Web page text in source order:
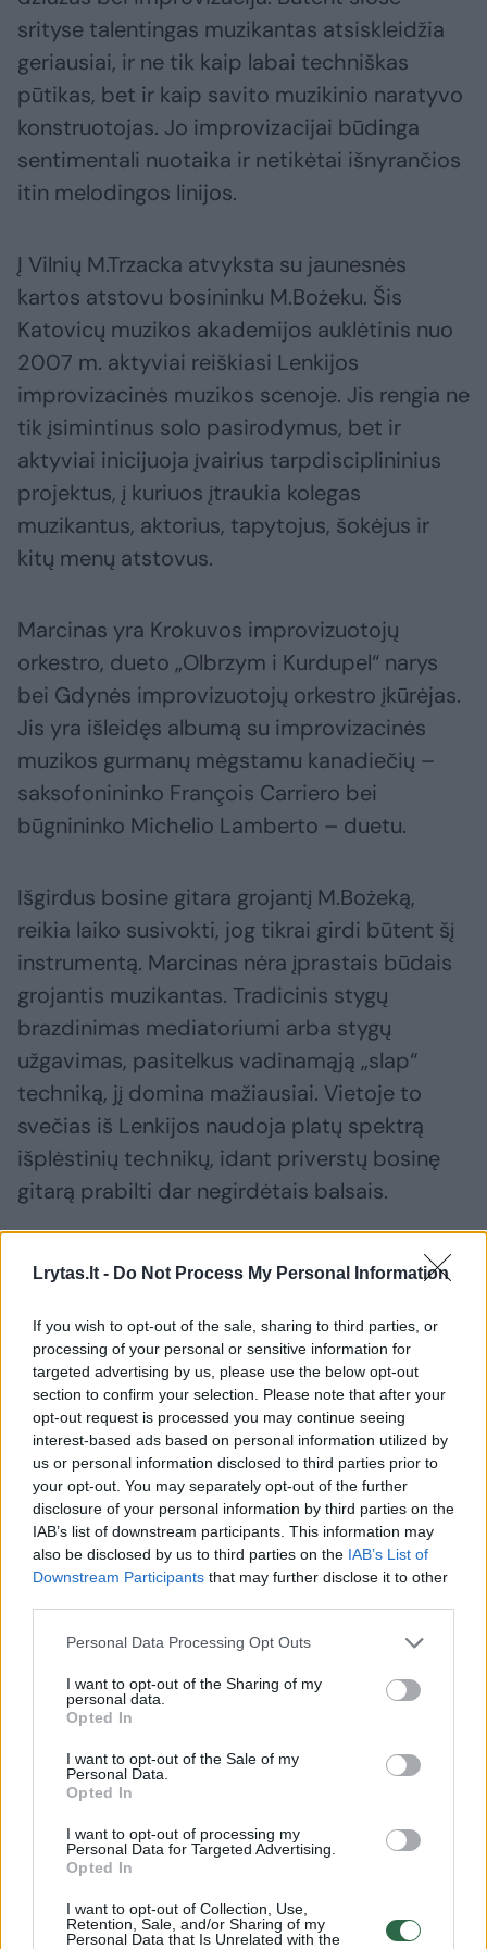
Lrytas.lt - Do Not Process My Personal Information
If you wish to opt-out of the sale, sharing to third parties, or
processing of your personal or sensitive information for
targeted advertising by us, please use the below opt-out
section to confirm your selection. Please note that after your
opt-out request is processed you may continue seeing
interest-based ads based on personal information utilized by
us or personal information disclosed to third parties prior to
your opt-out. You may separately opt-out of the further
disclosure of your personal information by third parties on the
IAB’s list of downstream participants. This information may
also be disclosed by us to third parties on the IAB’s List of
Downstream Participants that may further disclose it to other
Personal Data Processing Opt Outs
I want to opt-out of the Sharing of my
personal data.
Opted In
I want to opt-out of the Sale of my
Personal Data.
Opted In
I want to opt-out of processing my
Personal Data for Targeted Advertising.
Opted In
I want to opt-out of Collection, Use,
Retention, Sale, and/or Sharing of my
Personal Data that Is Unrelated with the
srityse talentingas muzikantas atsiskleidžia
geriausiai, ir ne tik kaip labai techniškas
pūtikas, bet ir kaip savito muzikinio naratyvo
konstruotojas. Jo improvizacijai būdinga
sentimentali nuotaika ir netikėtai išnyrančios
itin melodingos linijos.
Į Vilnių M.Trzacka atvyksta su jaunesnės
kartos atstovu bosininku M.Bożeku. Šis
Katovicų muzikos akademijos auklėtinis nuo
2007 m. aktyviai reiškiasi Lenkijos
improvizacinės muzikos scenoje. Jis rengia ne
tik įsimintinus solo pasirodymus, bet ir
aktyviai inicijuoja įvairius tarpdisciplininius
projektus, į kuriuos įtraukia kolegas
muzikantus, aktorius, tapytojus, šokėjus ir
kitų menų atstovus.
Marcinas yra Krokuvos improvizuotojų
orkestro, dueto „Olbrzym i Kurdupel“ narys
bei Gdynės improvizuotojų orkestro įkūrėjas.
Jis yra išleidęs albumą su improvizacinės
muzikos gurmanų mėgstamu kanadiečių –
saksofonininko François Carriero bei
būgnininko Michelio Lamberto – duetu.
Išgirdus bosine gitara grojantį M.Bożeką,
reikia laiko susivokti, jog tikrai girdi būtent šį
instrumentą. Marcinas nėra įprastais būdais
grojantis muzikantas. Tradicinis stygų
brazdinimas mediatoriumi arba stygų
užgavimas, pasitelkus vadinamąją „slap“
techniką, jį domina mažiausiai. Vietoje to
svečias iš Lenkijos naudoja platų spektrą
išplėstinių technikų, idant priverstų bosinę
gitarą prabilti dar negirdėtais balsais.
Susiję straipsniai
„Improdimensija“ keliasi į
Vilniaus plokštelių studiją –
projektas nustebins užmoju
Rugsėjo 8-ąja M.Trzaskai ir M.Bożekui scenoje
talkins ne tik vietinės, bet ir tarptautinės
bendruomenės pripažinti Lietuvos
improvizuotojai – pučiamųjų instrumentų
asas Liudas Mockūnas, talentingasis
multiinstrumentininkas, koncerte sėsiantis už